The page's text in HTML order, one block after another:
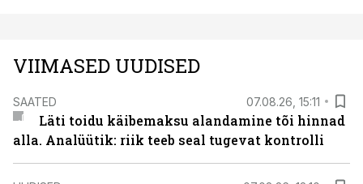
VIIMASED UUDISED
SAATED 07.08.26, 15:11
Läti toidu käibemaksu alandamine tõi hinnad
alla. Analüütik: riik teeb seal tugevat kontrolli